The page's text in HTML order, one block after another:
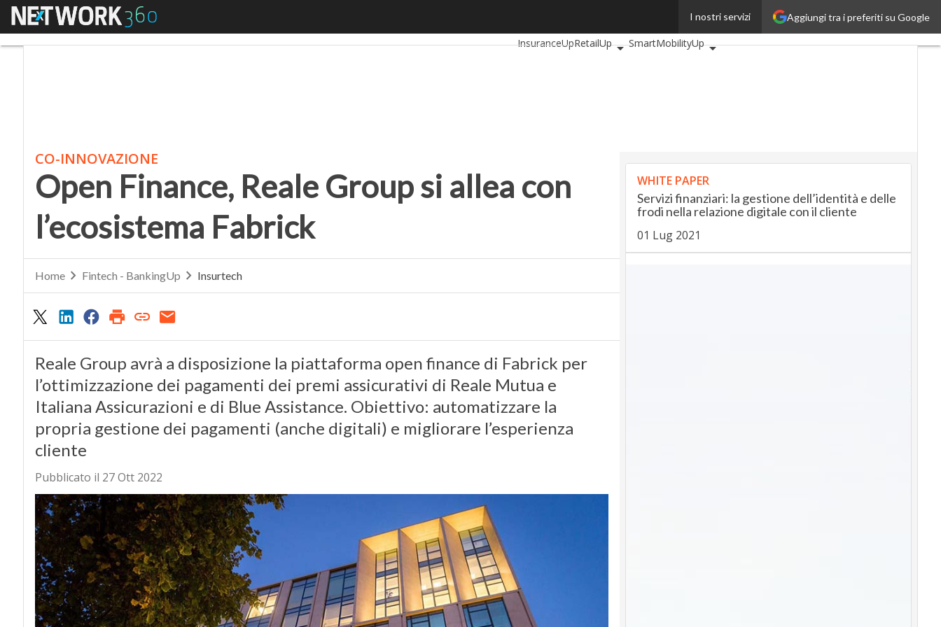
Aggiungi tra i preferiti su Google
I nostri servizi
Menu
BankingUp
InsuranceUpRetailUp
SmartMobilityUp
CO-INNOVAZIONE
Open Finance, Reale Group si allea con
l’ecosistema Fabrick
Home Fintech - BankingUp Insurtech
Reale Group avrà a disposizione la piattaforma open finance di Fabrick per
l’ottimizzazione dei pagamenti dei premi assicurativi di Reale Mutua e
Italiana Assicurazioni e di Blue Assistance. Obiettivo: automatizzare la
propria gestione dei pagamenti (anche digitali) e migliorare l’esperienza
cliente
Pubblicato il 27 Ott 2022
WHITE PAPER
Servizi finanziari: la gestione dell’identità e delle
frodi nella relazione digitale con il cliente
01 Lug 2021